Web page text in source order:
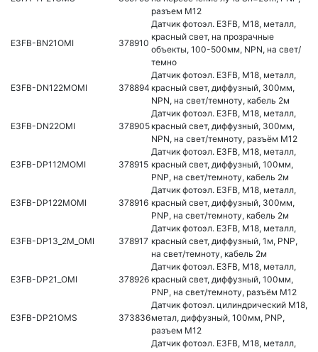
разъем M12
E3FB-BN21OMI 378910
Датчик фотоэл. E3FB, M18, металл,
красный свет, на прозрачные
объекты, 100-500мм, NPN, на свет/
темно
E3FB-DN122MOMI 378894
Датчик фотоэл. E3FB, M18, металл,
красный свет, диффузный, 300мм,
NPN, на свет/темноту, кабель 2м
E3FB-DN22OMI 378905
Датчик фотоэл. E3FB, M18, металл,
красный свет, диффузный, 300мм,
NPN, на свет/темноту, разъём M12
E3FB-DP112MOMI 378915
Датчик фотоэл. E3FB, M18, металл,
красный свет, диффузный, 100мм,
PNP, на свет/темноту, кабель 2м
E3FB-DP122MOMI 378916
Датчик фотоэл. E3FB, M18, металл,
красный свет, диффузный, 300мм,
PNP, на свет/темноту, кабель 2м
E3FB-DP13_2M_OMI 378917
Датчик фотоэл. E3FB, M18, металл,
красный свет, диффузный, 1м, PNP,
на свет/темноту, кабель 2м
E3FB-DP21_OMI 378926
Датчик фотоэл. E3FB, M18, металл,
красный свет, диффузный, 100мм,
PNP, на свет/темноту, разъём M12
E3FB-DP21OMS 373836
Датчик фотоэл. цилиндрический M18,
метал, диффузный, 100мм, PNP,
разъем М12
Датчик фотоэл. E3FB, M18, металл,